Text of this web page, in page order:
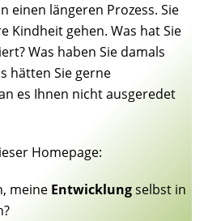
einen längeren Prozess. Sie
Kindheit gehen. Was hat Sie
Was haben Sie damals
hätten Sie gerne
es Ihnen nicht ausgeredet
Homepage:
meine Entwicklungselbst in